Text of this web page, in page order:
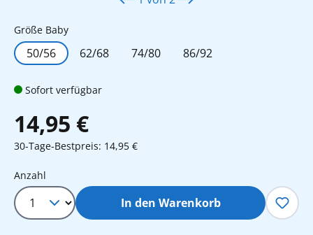
Größe Babyauswählen
50/56 62/68 74/80 86/92
Sofort verfügbar
14,95 €
30-Tage-Bestpreis: 14,95 €
Produkt Anzahl: Gib den
Anzahl
In den Warenkorb